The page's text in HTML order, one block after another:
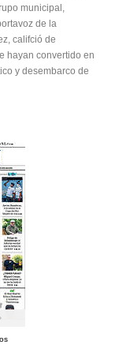
municipal,
de la
califció de
hayan convertido en
y desembarco de